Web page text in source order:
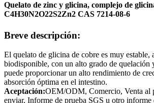
Quelato de zinc y glicina, complejo de
C4H30N2O22S2Zn2 CAS 7214-08-6
Breve descripción:
El quelato de glicina de cobre es muy estable,
biodisponible, con un alto grado de quelación
puede proporcionar un alto rendimiento de
absorción óptima en el intestino.
Aceptación:OEM/ODM, Comercio, Venta al
enviar, Informe de prueba SGS u otro informe